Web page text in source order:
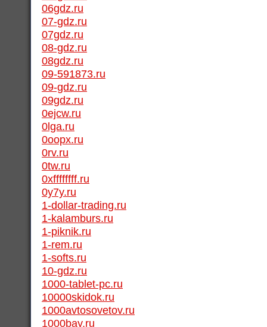
06gdz.ru
07-gdz.ru
07gdz.ru
08-gdz.ru
08gdz.ru
09-591873.ru
09-gdz.ru
09gdz.ru
0ejcw.ru
0lga.ru
0oopx.ru
0rv.ru
0tw.ru
0xffffffff.ru
0y7y.ru
1-dollar-trading.ru
1-kalamburs.ru
1-piknik.ru
1-rem.ru
1-softs.ru
10-gdz.ru
1000-tablet-pc.ru
10000skidok.ru
1000avtosovetov.ru
1000bay.ru